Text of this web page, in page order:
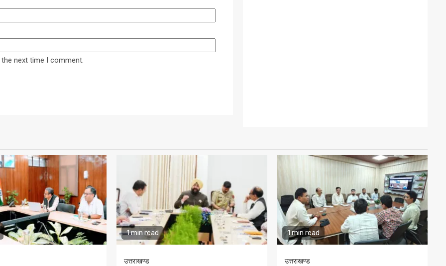
next time I comment.
1 min read
उत्तराखण्ड
1 min read
उत्तराखण्ड